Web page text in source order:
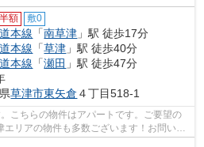
額 敷0
本線 「南草津 」駅 徒歩17分
本線 「草津 」駅 徒歩40分
本線 「瀬田 」駅 徒歩47分
草津市東矢倉 ４丁目518-1
こちらの物件はアパートです。ご要望の
リアの物件も多数ございます！お問い合